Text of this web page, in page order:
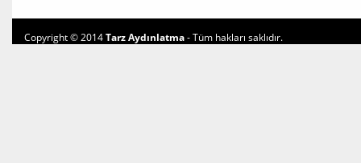
Copyright © 2014Tarz Aydınlatma- Tüm hakları saklıdır.